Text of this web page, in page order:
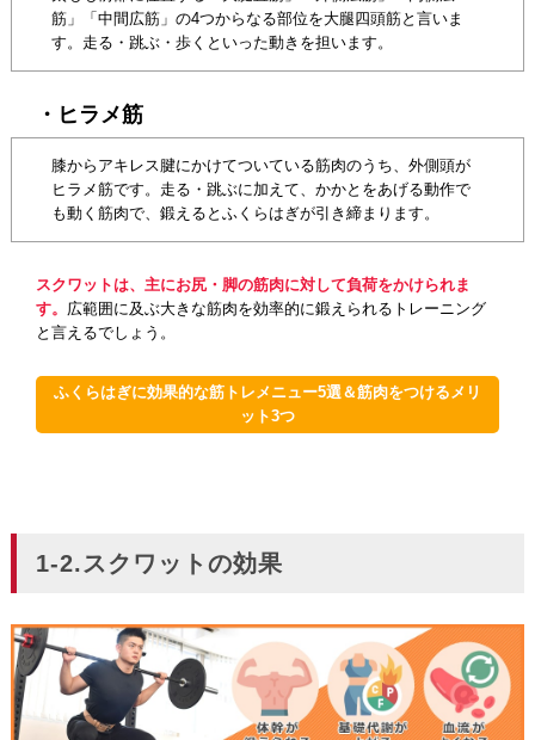
筋」「中間広筋」の4つからなる部位を大腿四頭筋と言いま
す。走る・跳ぶ・歩くといった動きを担います。
・ヒラメ筋
膝からアキレス腱にかけてついている筋肉のうち、外側頭が
ヒラメ筋です。走る・跳ぶに加えて、かかとをあげる動作で
も動く筋肉で、鍛えるとふくらはぎが引き締まります。
スクワットは、主にお尻・脚の筋肉に対して負荷をかけられま
す。 広範囲に及ぶ大きな筋肉を効率的に鍛えられるトレーニング
と言えるでしょう。
ふくらはぎに効果的な筋トレメニュー5選＆筋肉をつけるメリ
ット3つ
1-2.スクワットの効果